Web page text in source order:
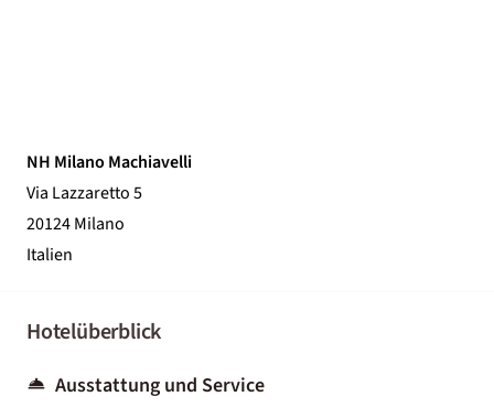
NH Milano Machiavelli
Via Lazzaretto 5
20124 Milano
Italien
Hotelüberblick
Ausstattung und Service